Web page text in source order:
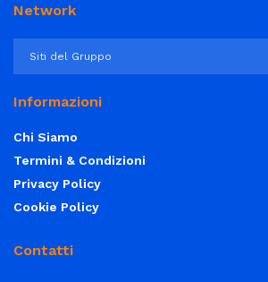
Network
Informazioni
Chi Siamo
Termini & Condizioni
Privacy Policy
Cookie Policy
Contatti